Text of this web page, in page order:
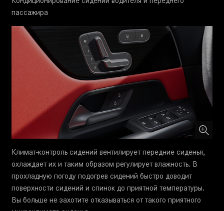
пассажира
Климат-контроль сидений вентилирует передние сиденья,
охлаждает их и таким образом регулирует влажность. В
прохладную погоду подогрев сидений быстро доводит
поверхности сидений и спинок до приятной температуры.
Вы больше не захотите отказываться от такого приятного